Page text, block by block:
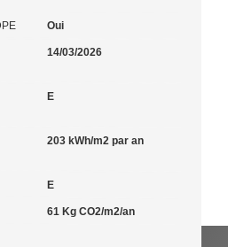
Oui
14/03/2026
E
203 kWh/m2 par an
E
61 Kg CO2/m2/an